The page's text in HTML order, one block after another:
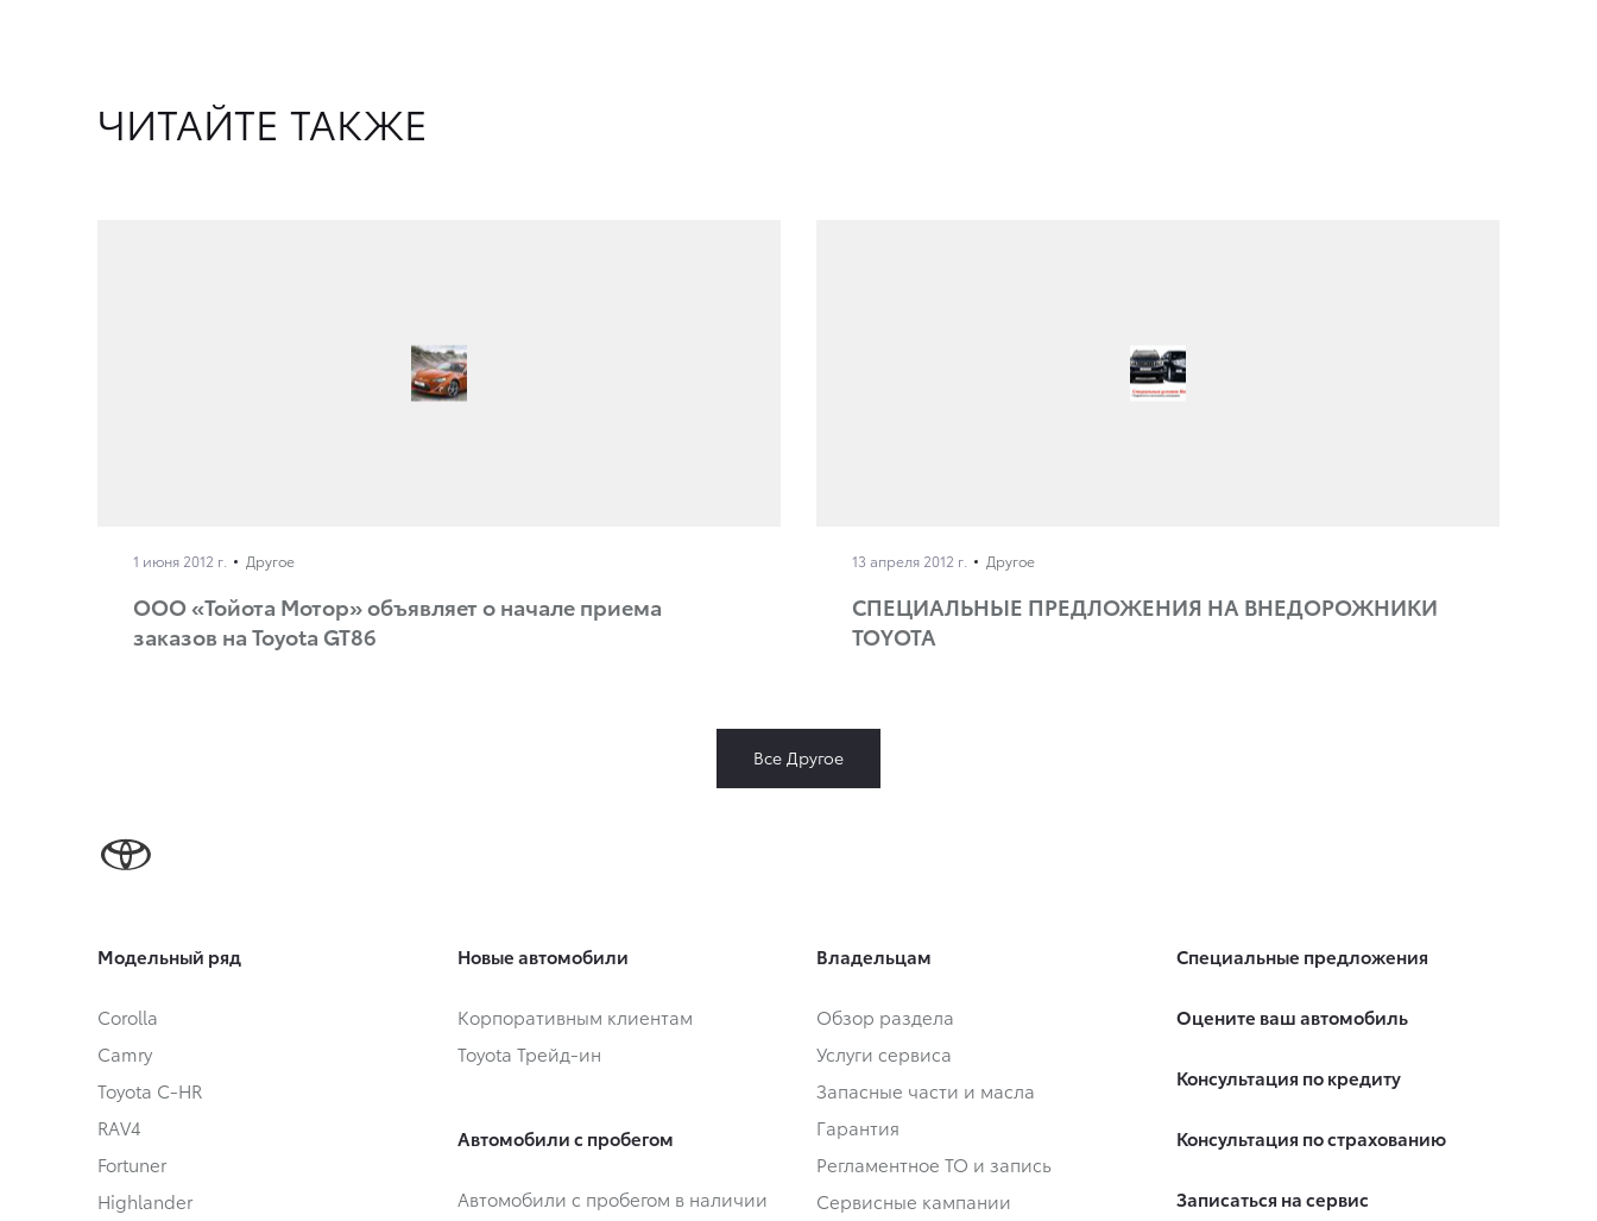
ЧИТАЙТЕ ТАКЖЕ
1 июня 2012 г. Другое
ООО «Тойота Мотор» объявляет о начале приема
заказов на Toyota GT86
13 апреля 2012 г. Другое
СПЕЦИАЛЬНЫЕ ПРЕДЛОЖЕНИЯ НА ВНЕДОРОЖНИКИ
TOYOTA
Все Другое
Модельный ряд
Corolla
Camry
Toyota C-HR
RAV4
Fortuner
Highlander
Новые автомобили
Корпоративным клиентам
Toyota Трейд-ин
Автомобили с пробегом
Автомобили с пробегом в наличии
Владельцам
Обзор раздела
Услуги сервиса
Запасные части и масла
Гарантия
Регламентное ТО и запись
Сервисные кампании
Специальные предложения
Оцените ваш автомобиль
Консультация по кредиту
Консультация по страхованию
Записаться на сервис